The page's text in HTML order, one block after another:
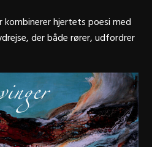
hjertets poesi med
der både rører, udfordrer